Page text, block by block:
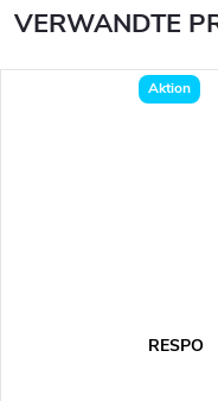
VERWANDTE
Aktion
RESPO